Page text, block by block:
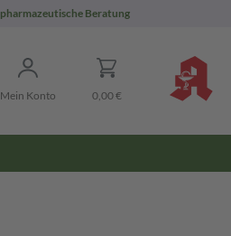
pharmazeutische Beratung
Mein Konto 0,00 €